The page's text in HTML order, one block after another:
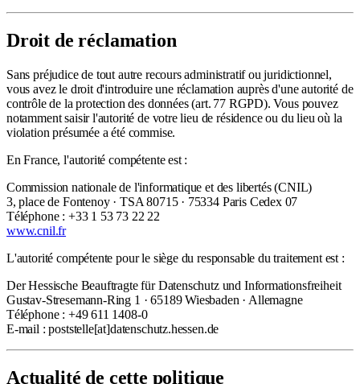
Droit de réclamation
Sans préjudice de tout autre recours administratif ou juridictionnel,
vous avez le droit d'introduire une réclamation auprès d'une autorité de
contrôle de la protection des données (art. 77 RGPD). Vous pouvez
notamment saisir l'autorité de votre lieu de résidence ou du lieu où la
violation présumée a été commise.
En France, l'autorité compétente est :
Commission nationale de l'informatique et des libertés (CNIL)
3, place de Fontenoy · TSA 80715 · 75334 Paris Cedex 07
Téléphone : +33 1 53 73 22 22
www.cnil.fr
L'autorité compétente pour le siège du responsable du traitement est :
Der Hessische Beauftragte für Datenschutz und Informationsfreiheit
Gustav-Stresemann-Ring 1 · 65189 Wiesbaden · Allemagne
Téléphone : +49 611 1408-0
E-mail : poststelle[at]datenschutz.hessen.de
Actualité de cette politique